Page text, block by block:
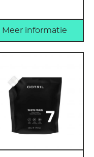
Meer informatie